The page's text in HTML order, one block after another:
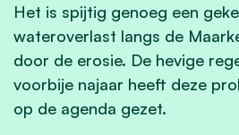
Het is spijtig genoeg een
wateroverlast langs de
door de erosie. De hevige
voorbije najaar heeft deze
op de agenda gezet.